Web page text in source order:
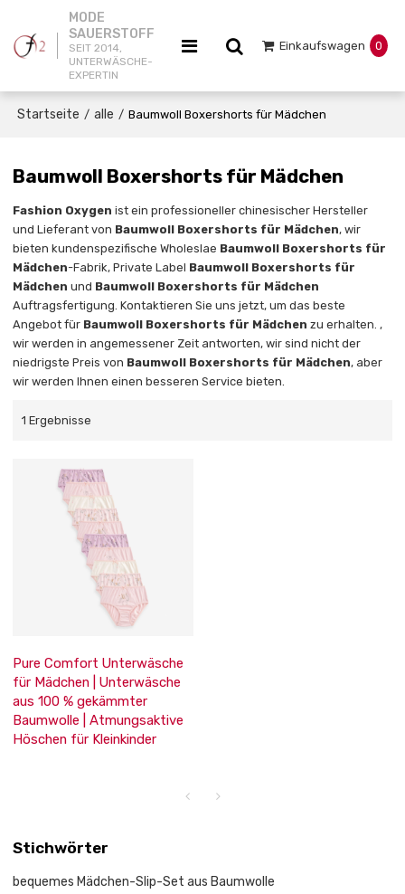
MODE
SAUERSTOFF
SEIT 2014,
UNTERWÄSCHE-
EXPERTIN
Einkaufswagen 0
Startseite / alle / Baumwoll Boxershorts für Mädchen
Baumwoll Boxershorts für Mädchen
Fashion Oxygen ist ein professioneller chinesischer Hersteller
und Lieferant von Baumwoll Boxershorts für Mädchen, wir
bieten kundenspezifische Wholeslae Baumwoll Boxershorts für
Mädchen-Fabrik, Private Label Baumwoll Boxershorts für
Mädchen und Baumwoll Boxershorts für Mädchen
Auftragsfertigung. Kontaktieren Sie uns jetzt, um das beste
Angebot für Baumwoll Boxershorts für Mädchen zu erhalten. ,
wir werden in angemessener Zeit antworten, wir sind nicht der
niedrigste Preis von Baumwoll Boxershorts für Mädchen, aber
wir werden Ihnen einen besseren Service bieten.
1 Ergebnisse
Pure Comfort Unterwäsche
für Mädchen | Unterwäsche
aus 100 % gekämmter
Baumwolle | Atmungsaktive
Höschen für Kleinkinder
Stichwörter
bequemes Mädchen-Slip-Set aus Baumwolle